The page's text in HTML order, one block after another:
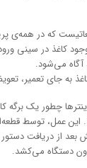
که در همه‌ی
کاغذ در سینی
آگاه می‌شود.
به جای تعمیر،
چطور یک برگه
این عمل، توسط
از دریافت دستور
دستگاه می‌کشد.